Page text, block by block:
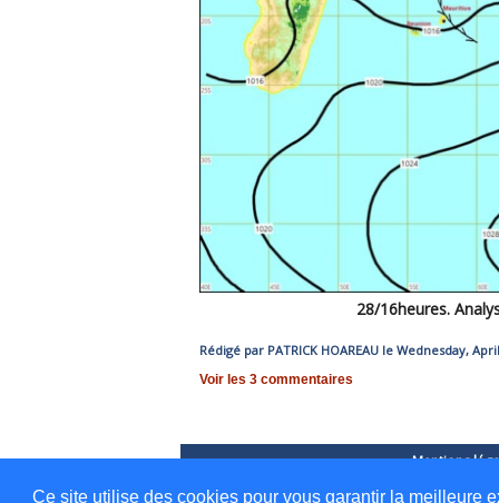
Ce site utilise des cookies pour vous garantir la meilleure
28/16heures.
Rédigé par PATRICK HOAREAU le Wednesday,
Voir les 3 commentaires
Mentions